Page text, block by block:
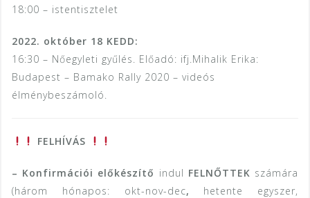
18:00 – istentisztelet
2022. október 18 KEDD:
16:30 – Nőegyleti gyűlés. Előadó: ifj.Mihalik Erika:
Budapest – Bamako Rally 2020 – videós
élménybeszámoló.
FELHÍVÁS
– Konfirmációi előkészítő indul FELNŐTTEK számára
(három hónapos: okt-nov-dec, hetente egyszer,